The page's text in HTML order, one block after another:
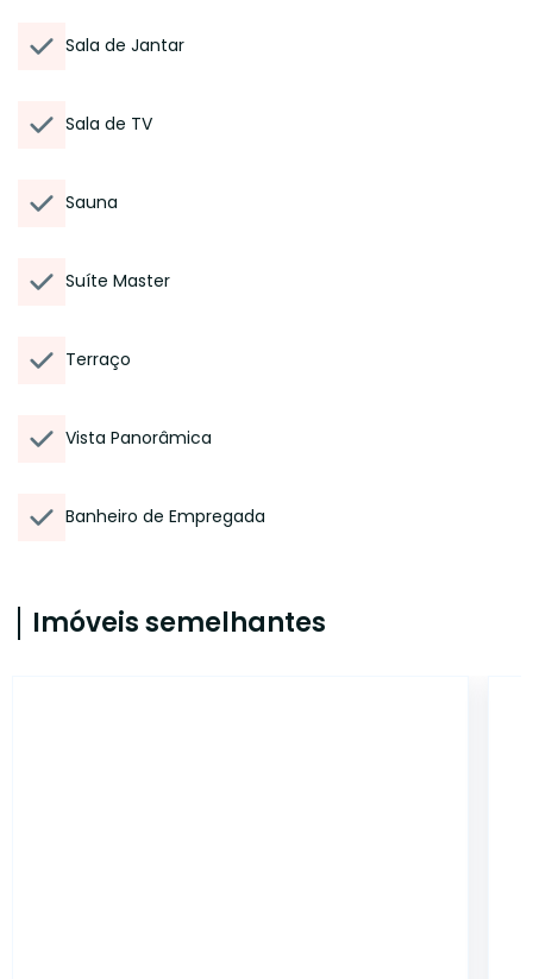
Sala de Jantar
Sala de TV
Sauna
Suíte Master
Terraço
Vista Panorâmica
Banheiro de Empregada
Imóveis semelhantes